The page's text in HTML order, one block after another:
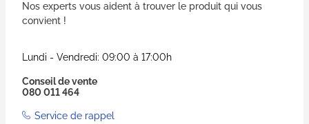
Nos experts vous aident à trouver le produit qui vous
convient !
Lundi - Vendredi: 09:00 à 17:00h
Conseil de vente
080 011 464
Service de rappel